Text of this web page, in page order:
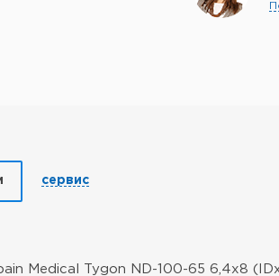
сервис
Medical Tygon ND-100-65 6,4x8